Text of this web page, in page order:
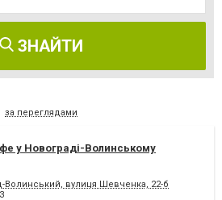
ЗНАЙТИ
за переглядами
у Новограді-Волинському
Волинський, вулиця Шевченка, 22-б